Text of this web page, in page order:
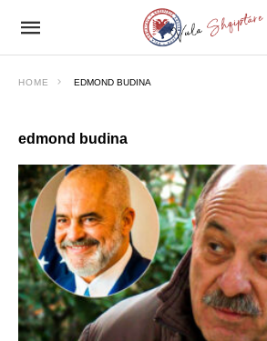
HOME EDMOND BUDINA
edmond budina